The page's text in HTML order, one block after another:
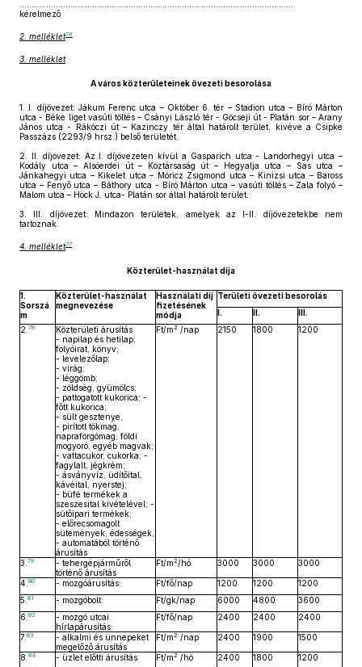
kérelmező
2. melléklet76
3. melléklet
A város közterületeinek övezeti besorolása
1.
I. díjövezet: Jákum Ferenc utca – Október 6. tér – Stadion utca – Bíró Márton
utca - Béke liget vasúti töltés – Csányi László tér - Göcseji út - Platán sor – Arany
János utca - Rákóczi út – Kazinczy tér által határolt terület, kivéve a Csipke
Passzázs (2293/9 hrsz.) belső területét.
2.
II. díjövezet: Az I. díjövezeten kívül a Gasparich utca - Landorhegyi utca –
Kodály utca – Alsóerdei út – Köztársaság út – Hegyalja utca – Sas utca –
Jánkahegyi utca – Kikelet utca – Móricz Zsigmond utca – Kinizsi utca – Baross
utca – Fenyő utca – Báthory utca - Bíró Márton utca – vasúti töltés – Zala folyó –
Malom utca – Hock J. utca- Platán sor által határolt terület.
3.
III. díjövezet: Mindazon területek, amelyek az I-II. díjövezetekbe nem
tartoznak.
4. melléklet77
Közterület-használat díja
1.
Sorszá
m
Közterület-használat
megnevezése
Használati díj
fizetésének
módja
Területi övezeti besorolás
I.
II.
III.
2. 78
Közterületi árusítás
- napilap és hetilap,
folyóirat, könyv;
- levelezőlap;
- virág;
- léggömb;
- zöldség, gyümölcs;
- pattogatott kukorica; -
főtt kukorica;
- sült gesztenye,
- pirított tökmag,
napraforgómag, földi
mogyoró, egyéb magvak;
- vattacukor, cukorka; -
fagylalt, jégkrém;
- ásványvíz, üdítőital,
kávéital, nyerstej;
- büfé termékek a
szeszesital kivételével; -
sütőipari termékek;
- előrecsomagolt
sütemények, édességek,
- automatából történő
árusítás
Ft/m2 /nap 2150 1800 1200
3. 79
- tehergépjárműről
történő árusítás
Ft/m2/hó 3000 3000 3000
4. 80 - mozgóárusítás: Ft/fő/nap 1200 1200
1200
5. 81 - mozgóbolt: Ft/gk/nap 6000 4800
3600
6. 82
- mozgó utcai
hírlapárusítás:
Ft/fő/nap 2400 2400 2400
7. 83
- alkalmi és ünnepeket
megelőző árusítás
Ft/m2 /nap 2400 1900 1500
8. 84 - üzlet előtti árusítás Ft/m2 /hó 2400 1800
1200